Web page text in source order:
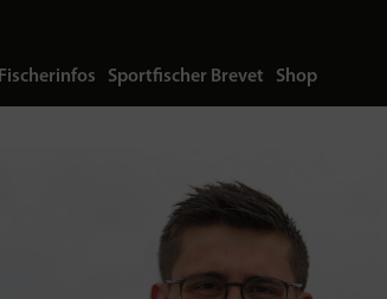
Fischerinfos Sportfischer Brevet Shop